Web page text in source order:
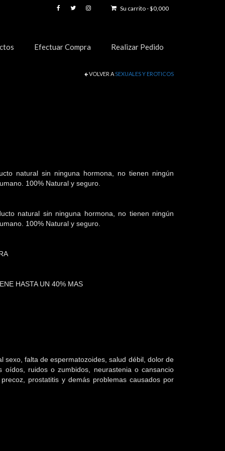
Su carrito-$0,000
Efectuar Compra Realizar Pedido
VOLVER ASEXUALES Y EROTICOS
natural sin ninguna hormona, no tienen ningún
100% Natural y seguro.
natural sin ninguna hormona, no tienen ningún
100% Natural y seguro.
HASTA UN 40% MAS
sexo, falta de espermatozoides, salud débil, dolor de
ruidos o zumbidos, neurastenia o cansancio
prostatitis y demás problemas causados por